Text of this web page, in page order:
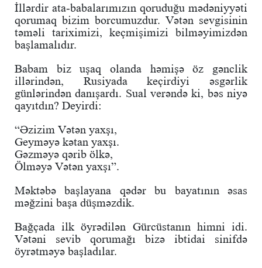
İllərdir ata-babalarımızın qoruduğu mədəniyyəti
qorumaq bizim borcumuzdur. Vətən sevgisinin
təməli tariximizi, keçmişimizi bilməyimizdən
başlamalıdır.
Babam biz uşaq olanda həmişə öz gənclik
illərindən, Rusiyada keçirdiyi əsgərlik
günlərindən danışardı. Sual verəndə ki, bəs niyə
qayıtdın? Deyirdi:
“Əzizim Vətən yaxşı,
Geyməyə kətan yaxşı.
Gəzməyə qərib ölkə,
Ölməyə Vətən yaxşı”.
Məktəbə başlayana qədər bu bayatının əsas
məğzini başa düşməzdik.
Bağçada ilk öyrədilən Gürcüstanın himni idi.
Vətəni sevib qorumağı bizə ibtidai sinifdə
öyrətməyə başladılar.